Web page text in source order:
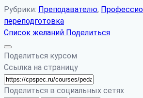
Рубрики: Преподавателю,
переподготовка
Список желаний Поделиться
Поделиться курсом
Ссылка на страницу
Поделиться в социальных сетях